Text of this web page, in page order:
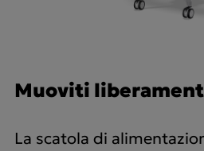
Muoviti
La scatola di